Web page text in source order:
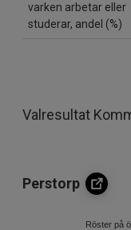
varken arbetar eller
studerar, andel (%)
Valresultat
Perstorp
Röster på